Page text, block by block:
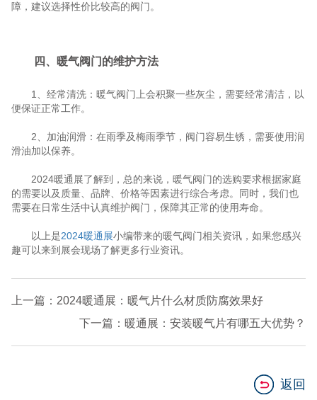
障，建议选择性价比较高的阀门。
四、暖气阀门的维护方法
1、经常清洗：暖气阀门上会积聚一些灰尘，需要经常清洁，以
便保证正常工作。
2、加油润滑：在雨季及梅雨季节，阀门容易生锈，需要使用润
滑油加以保养。
2024暖通展了解到，总的来说，暖气阀门的选购要求根据家庭
的需要以及质量、品牌、价格等因素进行综合考虑。同时，我们也
需要在日常生活中认真维护阀门，保障其正常的使用寿命。
以上是2024暖通展小编带来的暖气阀门相关资讯，如果您感兴
趣可以来到展会现场了解更多行业资讯。
上一篇：2024暖通展：暖气片什么材质防腐效果好
下一篇：暖通展：安装暖气片有哪五大优势？
返回